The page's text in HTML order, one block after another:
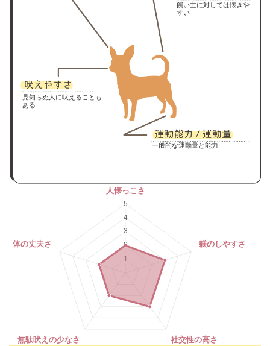
飼い主に対しては懐きや
すい
見知らぬ人に吠えることも
ある
一般的な運動量と能力